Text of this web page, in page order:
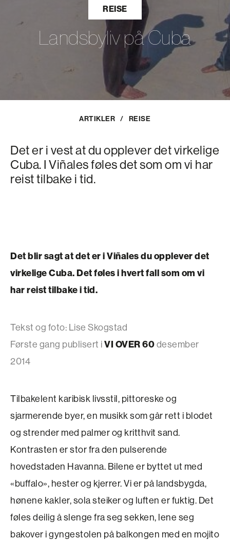
REISE
Landsbyliv på Cuba
ARTIKLER / REISE
Det er i vest at du opplever det virkelige
Cuba. I Viñales føles det som om vi har
reist tilbake i tid.
Det blir sagt at det er i Viñales du opplever det
virkelige Cuba. Det føles i hvert fall som om vi
har reist tilbake i tid.
Tekst og foto: Lise Skogstad
Første gang publisert i VI OVER 60 desember
2014
Tilbakelent karibisk livsstil, pittoreske og
sjarmerende byer, en musikk som går rett i blodet
og strender med palmer og kritthvit sand.
Kontrasten er stor fra den pulserende
hovedstaden Havanna. Bilene er byttet ut med
«buffalo», hester og kjerrer. Vi er på landsbygda,
hønene kakler, sola steiker og luften er fuktig. Det
føles deilig å slenge fra seg sekken, lene seg
bakover i gyngestolen på balkongen med en mojito